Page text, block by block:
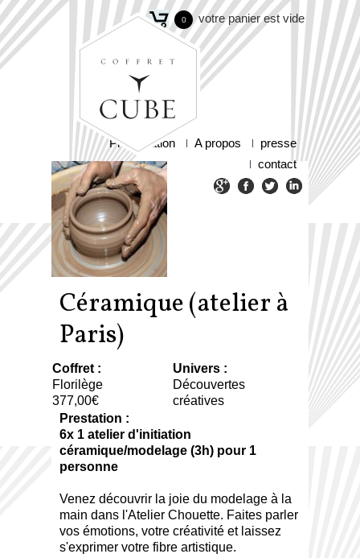
0 votre panier est vide
Présentation A propos
presse
contact
Céramique (atelier à
Paris)
Coffret :
Florilège
377,00€
Univers :
Découvertes
créatives
Prestation :
6x 1 atelier d'initiation
céramique/modelage (3h) pour 1
personne
Venez découvrir la joie du modelage à la
main dans l'Atelier Chouette. Faites parler
vos émotions, votre créativité et laissez
s'exprimer votre fibre artistique.